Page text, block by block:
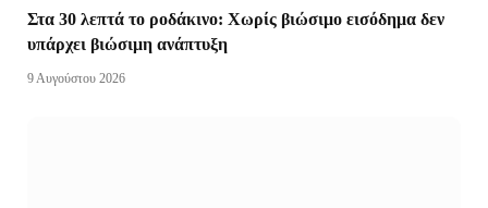
Στα 30 λεπτά το ροδάκινο: Χωρίς βιώσιμο εισόδημα δεν
υπάρχει βιώσιμη ανάπτυξη
9 Αυγούστου 2026